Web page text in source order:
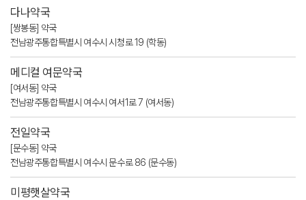
다나약국
[쌍봉동] 약국
전남광주통합특별시 여수시 시청로 19 (학동)
메디컬 여문약국
[여서동] 약국
전남광주통합특별시 여수시 여서1로 7 (여서동)
전일약국
[문수동] 약국
전남광주통합특별시 여수시 문수로 86 (문수동)
미평햇살약국